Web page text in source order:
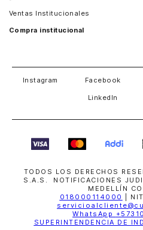
Ventas Institucionales
Compra institucional
Instagram Facebook
LinkedIn
TODOS LOS DERECHOS
S.A.S. NOTIFICACIONES
MEDELLÍN
018000114000
|
WhatsApp
SUPERINTENDENCIA DE